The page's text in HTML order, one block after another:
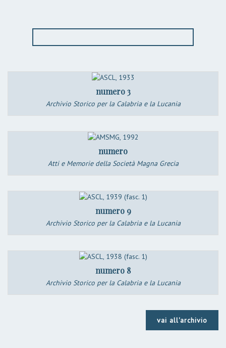
numero 3
Archivio Storico per la Calabria e la Lucania
numero
Atti e Memorie della Società Magna Grecia
numero 9
Archivio Storico per la Calabria e la Lucania
numero 8
Archivio Storico per la Calabria e la Lucania
vai all'archivio